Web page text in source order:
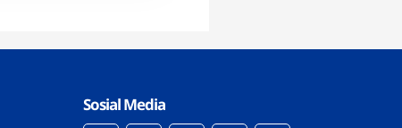
Sosial Media